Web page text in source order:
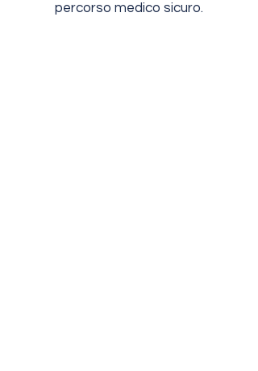
percorso medico sicuro.